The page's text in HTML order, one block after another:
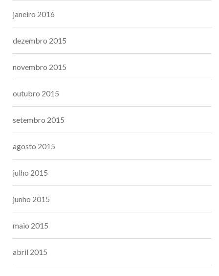
janeiro 2016
dezembro 2015
novembro 2015
outubro 2015
setembro 2015
agosto 2015
julho 2015
junho 2015
maio 2015
abril 2015